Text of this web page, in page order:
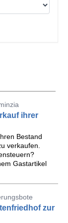
ihrer
Bestand
verkaufen.
Gastartikel
zur